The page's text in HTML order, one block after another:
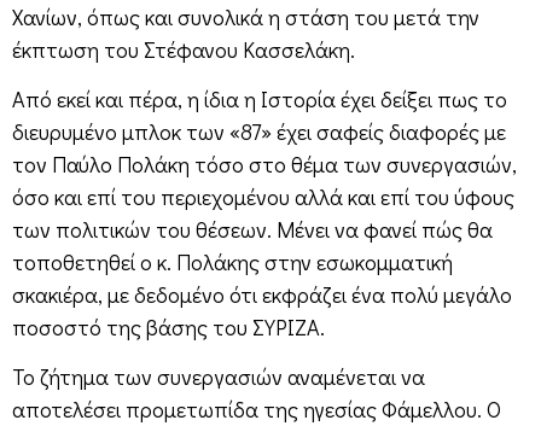
Χανίων, όπως και συνολικά η στάση του μετά την
έκπτωση του Στέφανου Κασσελάκη.
Από εκεί και πέρα, η ίδια η Ιστορία έχει δείξει πως το
διευρυμένο μπλοκ των «87» έχει σαφείς διαφορές με
τον Παύλο Πολάκη τόσο στο θέμα των συνεργασιών,
όσο και επί του περιεχομένου αλλά και επί του ύφους
των πολιτικών του θέσεων. Μένει να φανεί πώς θα
τοποθετηθεί ο κ. Πολάκης στην εσωκομματική
σκακιέρα, με δεδομένο ότι εκφράζει ένα πολύ μεγάλο
ποσοστό της βάσης του ΣΥΡΙΖΑ.
Το ζήτημα των συνεργασιών αναμένεται να
αποτελέσει προμετωπίδα της ηγεσίας Φάμελλου. Ο